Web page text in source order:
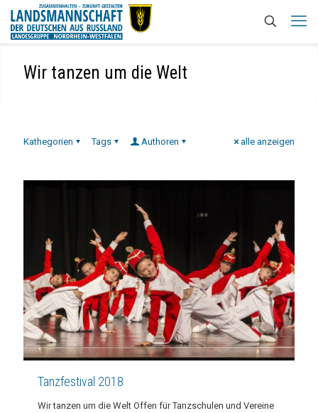
Wir tanzen um die Welt
Kathegorien Tags Authoren alle anzeigen
Tanzfestival 2018
Wir tanzen um die Welt Offen für Tanzschulen und Vereine